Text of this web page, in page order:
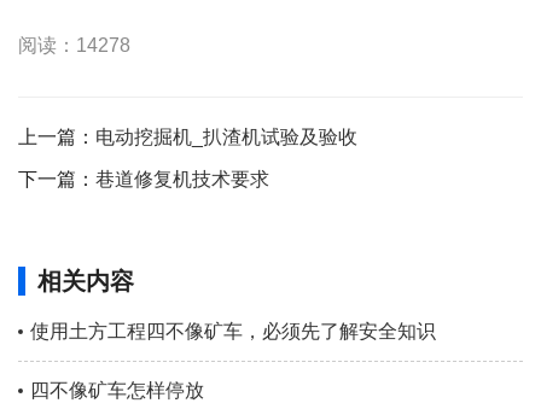
阅读：14278
上一篇： 电动挖掘机_扒渣机试验及验收
下一篇： 巷道修复机技术要求
相关内容
使用土方工程四不像矿车，必须先了解安全知识
四不像矿车怎样停放